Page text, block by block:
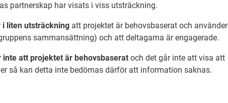
partnerskap har visats i viss utsträckning.
i liten utsträckning att projektet är behovsbaserat och använder
sammansättning) och att deltagarna är engagerade.
inte att projektet är behovsbaserat och det går inte att visa att
så kan detta inte bedömas därför att information saknas.